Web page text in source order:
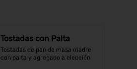
Tostadas con Palta
Tostadas de pan de masa madre
con palta y agregado a elección